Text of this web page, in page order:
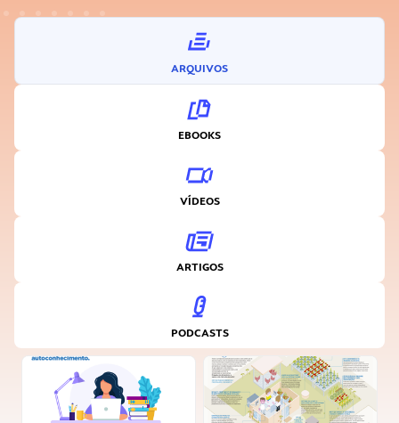
ARQUIVOS
EBOOKS
VÍDEOS
ARTIGOS
PODCASTS